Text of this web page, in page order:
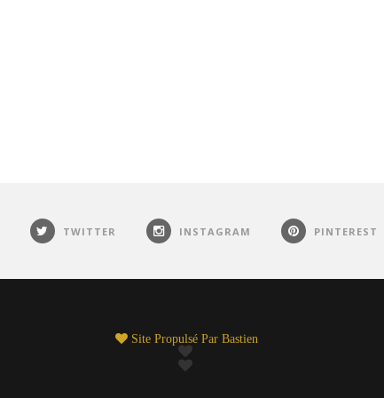
TWITTER INSTAGRAM PINTEREST
Site Propulsé Par Bastien